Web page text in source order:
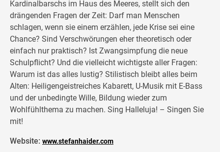
Kardinalbarschs im Haus des Meeres, stellt sich den
drängenden Fragen der Zeit: Darf man Menschen
schlagen, wenn sie einem erzählen, jede Krise sei eine
Chance? Sind Verschwörungen eher theoretisch oder
einfach nur praktisch? Ist Zwangsimpfung die neue
Schulpflicht? Und die vielleicht wichtigste aller Fragen:
Warum ist das alles lustig? Stilistisch bleibt alles beim
Alten: Heiligengeistreiches Kabarett, U-Musik mit E-Bass
und der unbedingte Wille, Bildung wieder zum
Wohlfühlthema zu machen. Sing Halleluja! – Singen Sie
mit!
Website: www.stefanhaider.com